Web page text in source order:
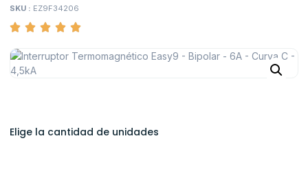
SKU : EZ9F34206
Elige la cantidad de unidades